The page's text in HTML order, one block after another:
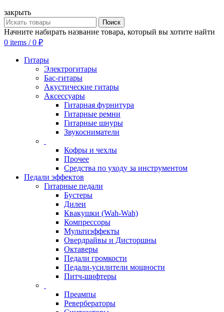
закрыть
Поиск
Начните набирать название товара, который вы хотите найти
0 items / 0 ₽
Гитары
Электрогитары
Бас-гитары
Акустические гитары
Аксессуары
Гитарная фурнитура
Гитарные ремни
Гитарные шнуры
Звукосниматели
Кофры и чехлы
Прочее
Средства по уходу за инструментом
Педали эффектов
Гитарные педали
Бустеры
Дилеи
Квакушки (Wah-Wah)
Компрессоры
Мультиэффекты
Овердрайвы и Дисторшны
Октаверы
Педали громкости
Педали-усилители мощности
Питч-шифтеры
Преампы
Ревербераторы